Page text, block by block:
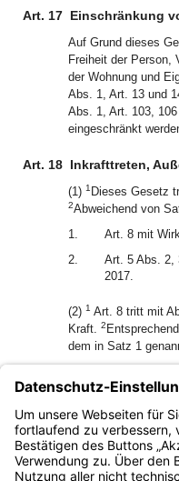
Art. 17 Einschränkung
Auf Grund dieses
Freiheit der Person,
der Wohnung und
Abs. 1, Art. 13 und
Abs. 1, Art. 103,
eingeschränkt
Art. 18 Inkrafttreten,
(1) 1 Dieses Gesetz
2Abweichend von
1.
Art. 8 mit
2.
Art. 5 Abs. 2,
2017.
(2) 1 Art. 8 tritt mit
Kraft. 2
dem in Satz 1
München, den 13.
Der Bayerische
Horst Seehofer